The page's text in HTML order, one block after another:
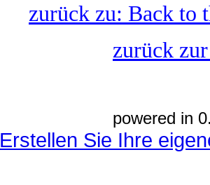
zurück zu: Back to
zurück
powered in
Erstellen Sie Ihre